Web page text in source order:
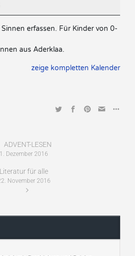
erfassen. Für Kinder von 0-
aus Aderklaa.
zeige kompletten Kalender
ADVENT-LESEN
1. Dezember 2016
Literatur für alle
November 2016